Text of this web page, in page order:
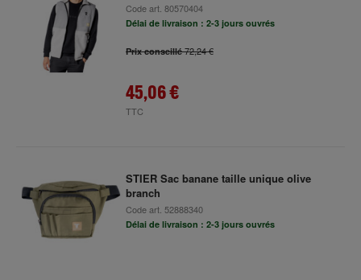
Code art. 80570404
Délai de livraison : 2-3 jours ouvrés
Prix conseillé72,24 €
45,06 €
TTC
STIER Sac banane taille unique olive
branch
Code art. 52888340
Délai de livraison : 2-3 jours ouvrés